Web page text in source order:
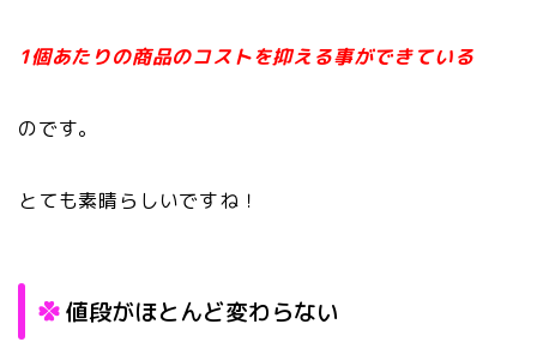
1個あたりの商品のコストを抑える事ができている
のです。
とても素晴らしいですね！
値段がほとんど変わらない